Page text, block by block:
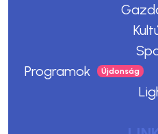
Programok